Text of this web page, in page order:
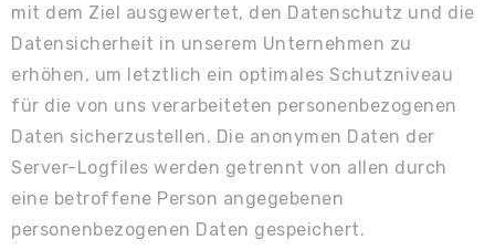
mit dem Ziel ausgewertet, den Datenschutz und die
Datensicherheit in unserem Unternehmen zu
erhöhen, um letztlich ein optimales Schutzniveau
für die von uns verarbeiteten personenbezogenen
Daten sicherzustellen. Die anonymen Daten der
Server-Logfiles werden getrennt von allen durch
eine betroffene Person angegebenen
personenbezogenen Daten gespeichert.